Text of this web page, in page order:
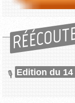
Edition du